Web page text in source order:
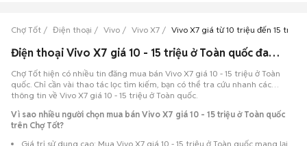
Chợ Tốt Điện thoại Vivo Vivo X7 Vivo X7 giá từ 10 triệu đến 15 triệu
Điện thoại Vivo X7 giá 10 - 15 triệu ở Toàn quốc đang bán 08/2026
Chợ Tốt hiện có nhiều tin đăng mua bán Vivo X7 giá 10 - 15 triệu ở Toàn
quốc. Chỉ cần vài thao tác lọc tìm kiếm, bạn có thể tra cứu nhanh các
thông tin về Vivo X7 giá 10 - 15 triệu ở Toàn quốc.
Vì sao nhiều người chọn mua bán Vivo X7 giá 10 - 15 triệu ở Toàn quốc
trên Chợ Tốt?
Giá trị sử dụng cao: Mua Vivo X7 giá 10 - 15 triệu ở Toàn quốc mang lại